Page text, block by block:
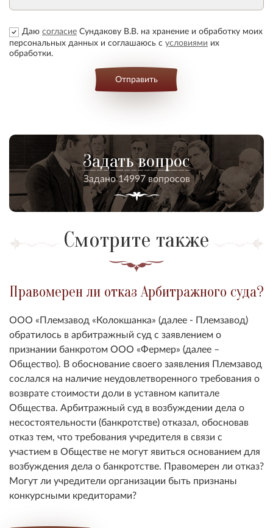
Даю согласие Сундакову В.В. на хранение и обработку моих
персональных данных и соглашаюсь с условиями их
обработки.
Отправить
Задать вопрос
Задано 14997 вопросов
Смотрите также
Правомерен ли отказ Арбитражного суда?
ООО «Племзавод «Колокшанка» (далее - Племзавод)
обратилось в арбитражный суд с заявлением о
признании банкротом ООО «Фермер» (далее –
Общество). В обоснование своего заявления Племзавод
сослался на наличие неудовлетворенного требования о
возврате стоимости доли в уставном капитале
Общества. Арбитражный суд в возбуждении дела о
несостоятельности (банкротстве) отказал, обосновав
отказ тем, что требования учредителя в связи с
участием в Обществе не могут явиться основанием для
возбуждения дела о банкротстве. Правомерен ли отказ?
Могут ли учредители организации быть признаны
конкурсными кредиторами?